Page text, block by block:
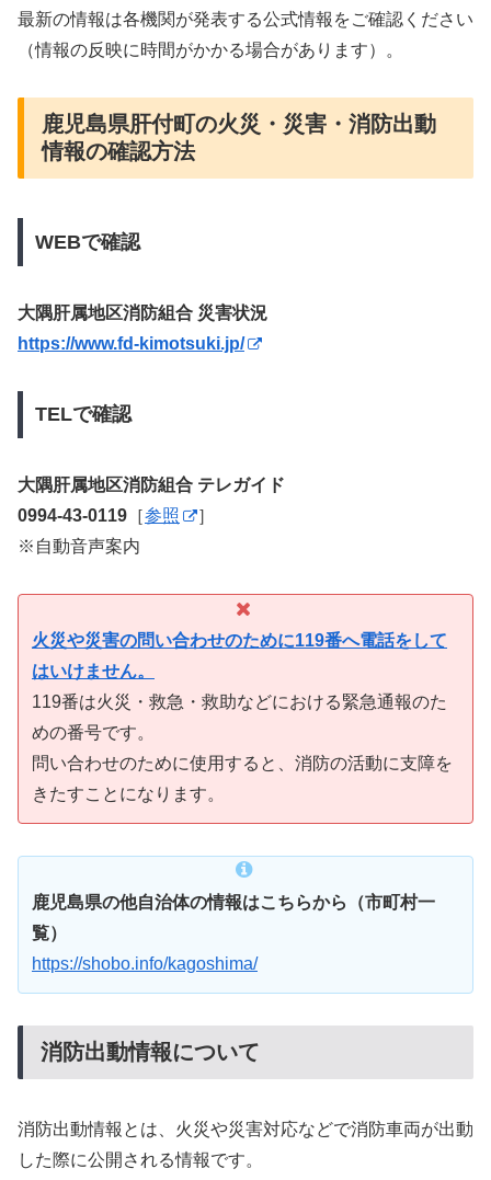
最新の情報は各機関が発表する公式情報をご確認ください
（情報の反映に時間がかかる場合があります）。
鹿児島県肝付町の火災・災害・消防出動
情報の確認方法
WEBで確認
大隅肝属地区消防組合 災害状況
https://www.fd-kimotsuki.jp/
TELで確認
大隅肝属地区消防組合 テレガイド
0994-43-0119 ［参照
］
※自動音声案内
火災や災害の問い合わせのために119番へ電話をして
はいけません。
119番は火災・救急・救助などにおける緊急通報のた
めの番号です。
問い合わせのために使用すると、消防の活動に支障を
きたすことになります。
鹿児島県の他自治体の情報はこちらから（市町村一
覧）
https://shobo.info/kagoshima/
消防出動情報について
消防出動情報とは、火災や災害対応などで消防車両が出動
した際に公開される情報です。